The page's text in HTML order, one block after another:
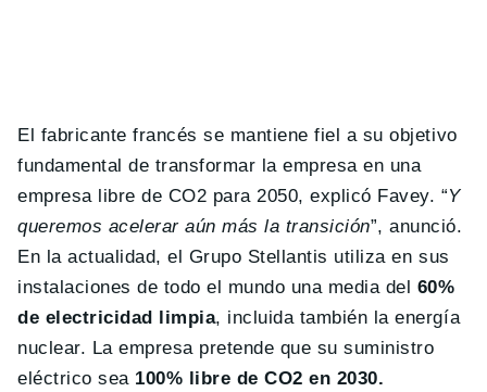
El fabricante francés se mantiene fiel a su objetivo
fundamental de transformar la empresa en una
empresa libre de CO2 para 2050, explicó Favey. “Y
queremos acelerar aún más la transición”, anunció.
En la actualidad, el Grupo Stellantis utiliza en sus
instalaciones de todo el mundo una media del 60%
de electricidad limpia, incluida también la energía
nuclear. La empresa pretende que su suministro
eléctrico sea 100% libre de CO2 en 2030.